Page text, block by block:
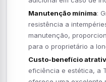
Manutenção mínima:
resistência a
manutenção,
para o proprietário a
Custo-benefício
eficiência e estética, a